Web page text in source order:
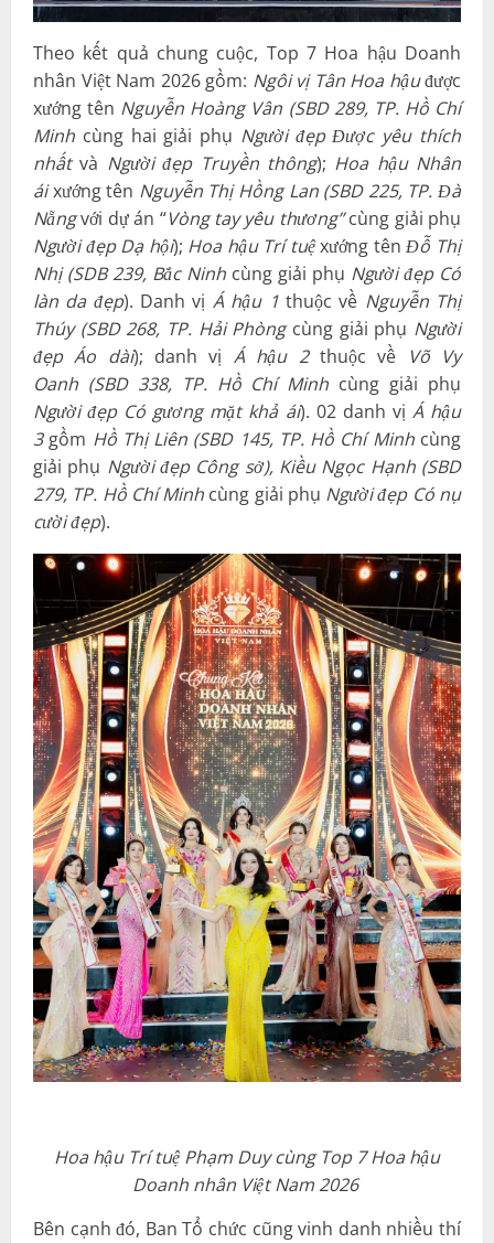
Theo kết quả chung cuộc, Top 7 Hoa hậu Doanh
nhân Việt Nam 2026 gồm: Ngôi vị Tân Hoa hậuđược
xướng tên Nguyễn Hoàng Vân (SBD 289, TP. Hồ Chí
Minh cùng hai giải phụ Người đẹpĐược yêu thích
nhấtvà Người đẹp Truyền thông); Hoa hậu Nhân
áixướng tên Nguyễn Thị Hồng Lan (SBD 225, TP. Đà
Nẵngvới dự án “Vòng tay yêu thương”cùng giải phụ
Người đẹp Dạ hội); Hoa hậu Trí tuệxướng tênĐỗ Thị
Nhị(SDB239, Bắc Ninh cùng giải phụ Người đẹp Có
làn da đẹp). Danh vị Á hậu 1thuộc về Nguyễn Thị
Thúy(SBD 268, TP. Hải Phòngcùng giải phụ Người
đẹp Áo dài); danh vị Á hậu 2thuộc về
Võ Vy
Oanh (SBD 338, TP. Hồ Chí Minh cùng giải phụ
Người đẹp Có gương mặt khả ái). 02 danh vị Á hậu
3gồm Hồ Thị Liên (SBD 145, TP. Hồ Chí Minhcùng
giải phụ Người đẹp Công sở), Kiều Ngọc Hạnh(SBD
279, TP. Hồ Chí Minh cùng giải phụ Người đẹp Có nụ
cười đẹp).
Hoa hậu Trí tuệ Phạm Duy cùng Top 7 Hoa hậu
Doanh nhân Việt Nam 2026
Bên cạnh đó, Ban Tổ chức cũng vinh danh nhiều thí